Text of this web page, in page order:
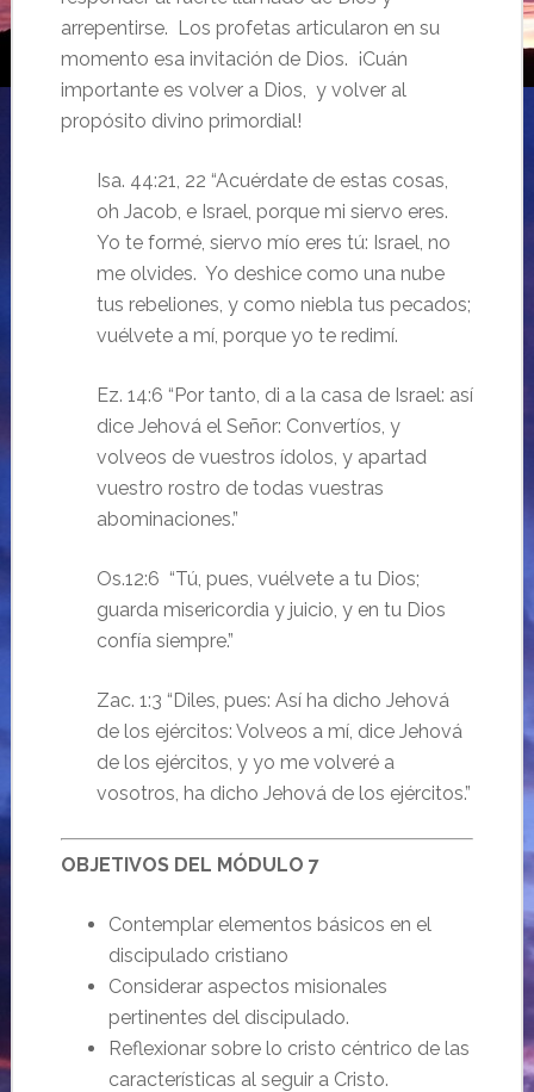
arrepentirse. Los profetas articularon en su
momento esa invitación de Dios. ¡Cuán
importante es volver a Dios, y volver al
propósito divino primordial!
Isa. 44:21, 22 “Acuérdate de estas cosas,
oh Jacob, e Israel, porque mi siervo eres.
Yo te formé, siervo mío eres tú: Israel, no
me olvides. Yo deshice como una nube
tus rebeliones, y como niebla tus pecados;
vuélvete a mí, porque yo te redimí.
Ez. 14:6 “Por tanto, di a la casa de Israel: así
dice Jehová el Señor: Convertíos, y
volveos de vuestros ídolos, y apartad
vuestro rostro de todas vuestras
abominaciones.”
Os.12:6 “Tú, pues, vuélvete a tu Dios;
guarda misericordia y juicio, y en tu Dios
confía siempre.”
Zac. 1:3 “Diles, pues: Así ha dicho Jehová
de los ejércitos: Volveos a mí, dice Jehová
de los ejércitos, y yo me volveré a
vosotros, ha dicho Jehová de los ejércitos.”
OBJETIVOS DEL MÓDULO 7
Contemplar elementos básicos en el
discipulado cristiano
Considerar aspectos misionales
pertinentes del discipulado.
Reflexionar sobre lo cristo céntrico de las
características al seguir a Cristo.